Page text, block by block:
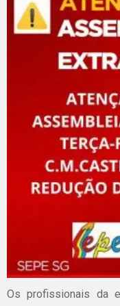
Os profissionais da